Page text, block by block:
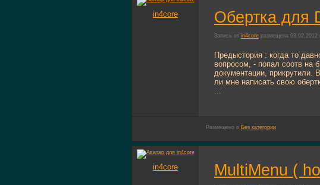
in4core Обертка для
Запись от in4core размещена 03.02.2012
Предыстория : когда то
вопросом, - попал соотв на
документации, прикрутили.
ли мне написать свою
...
Размещено в Без категории
in4core MultiMenu (